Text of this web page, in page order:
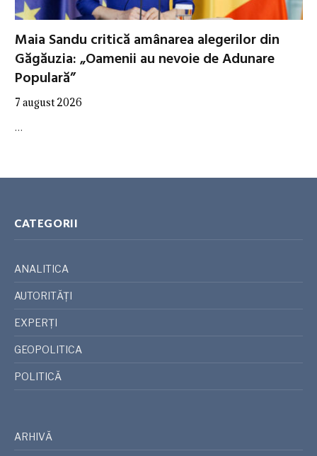
Maia Sandu critică amânarea alegerilor din
Găgăuzia: „Oamenii au nevoie de Adunare
Populară”
7 august 2026
…
CATEGORII
ANALITICA
AUTORITĂȚI
EXPERȚI
GEOPOLITICA
POLITICĂ
ARHIVĂ